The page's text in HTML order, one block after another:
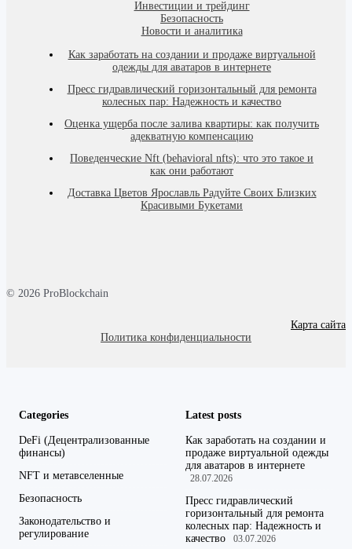
Инвестиции и трейдинг
Безопасность
Новости и аналитика
Как заработать на создании и продаже виртуальной
одежды для аватаров в интернете
Пресс гидравлический горизонтальный для ремонта
колесных пар: Надежность и качество
Оценка ущерба после залива квартиры: как получить
адекватную компенсацию
Поведенческие Nft (behavioral nfts): что это такое и
как они работают
Доставка Цветов Ярославль Радуйте Своих Близких
Красивыми Букетами
© 2026 ProBlockchain
Карта сайта
Политика конфиденциальности
Categories
DeFi (Децентрализованные
финансы)
NFT и метавселенные
Безопасность
Законодательство и
регулирование
Latest posts
Как заработать на создании и
продаже виртуальной одежды
для аватаров в интернете
28.07.2026
Пресс гидравлический
горизонтальный для ремонта
колесных пар: Надежность и
качество
03.07.2026